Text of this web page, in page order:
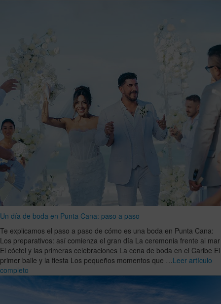
Un día de boda en Punta Cana: paso a paso
Te explicamos el paso a paso de cómo es una boda en Punta Cana:
Los preparativos: así comienza el gran día La ceremonia frente al mar
El cóctel y las primeras celebraciones La cena de boda en el Caribe El
primer baile y la fiesta Los pequeños momentos que …Leer artículo
completo